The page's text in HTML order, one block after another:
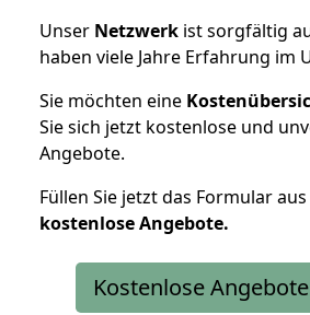
Unser Netzwerk ist sorgfältig
haben viele Jahre Erfahrung im
Sie möchten eine
Sie sich jetzt kostenlose und
Angebote.
Füllen Sie jetzt das Formular
kostenloseAngebote.
Kostenlose